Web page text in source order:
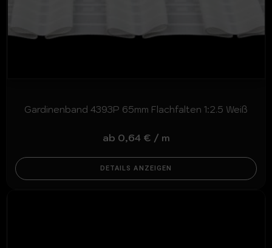
Gardinenband 4393P 65mm Flachfalten 1:2.5 Weiß
ab 0,64 € / m
DETAILS ANZEIGEN